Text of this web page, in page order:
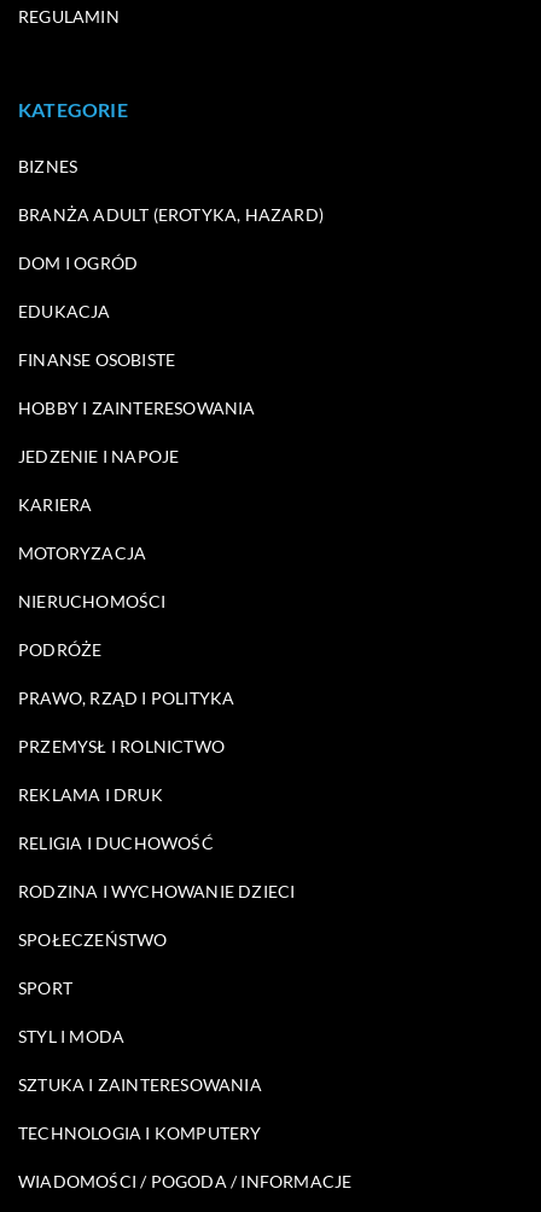
REGULAMIN
KATEGORIE
BIZNES
BRANŻA ADULT (EROTYKA, HAZARD)
DOM I OGRÓD
EDUKACJA
FINANSE OSOBISTE
HOBBY I ZAINTERESOWANIA
JEDZENIE I NAPOJE
KARIERA
MOTORYZACJA
NIERUCHOMOŚCI
PODRÓŻE
PRAWO, RZĄD I POLITYKA
PRZEMYSŁ I ROLNICTWO
REKLAMA I DRUK
RELIGIA I DUCHOWOŚĆ
RODZINA I WYCHOWANIE DZIECI
SPOŁECZEŃSTWO
SPORT
STYL I MODA
SZTUKA I ZAINTERESOWANIA
TECHNOLOGIA I KOMPUTERY
WIADOMOŚCI / POGODA / INFORMACJE